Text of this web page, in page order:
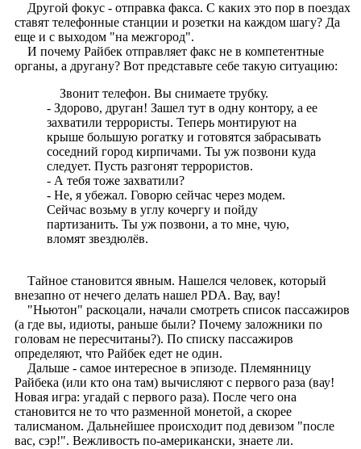
Другой фокус - отправка факса. С каких это пор в поездах
ставят телефонные станции и розетки на каждом шагу? Да
еще и с выходом "на межгород".
И почему Райбек отправляет факс не в компетентные
органы, а другану? Вот представьте себе такую ситуацию:
Звонит телефон. Вы снимаете трубку.
- Здорово, друган! Зашел тут в одну контору, а ее
захватили террористы. Теперь монтируют на
крыше большую рогатку и готовятся забрасывать
соседний город кирпичами. Ты уж позвони куда
следует. Пусть разгонят террористов.
- А тебя тоже захватили?
- Не, я убежал. Говорю сейчас через модем.
Сейчас возьму в углу кочергу и пойду
партизанить. Ты уж позвони, а то мне, чую,
вломят звездюлёв.
Тайное становится явным. Нашелся человек, который
внезапно от нечего делать нашел PDA. Вау, вау!
"Ньютон" раскоцали, начали смотреть список пассажиров
(а где вы, идиоты, раньше были? Почему заложники по
головам не пересчитаны?). По списку пассажиров
определяют, что Райбек едет не один.
Дальше - самое интересное в эпизоде. Племянницу
Райбека (или кто она там) вычисляют с первого раза (вау!
Новая игра: угадай с первого раза). После чего она
становится не то что разменной монетой, а скорее
талисманом. Дальнейшее происходит под девизом "после
вас, сэр!". Вежливость по-американски, знаете ли.